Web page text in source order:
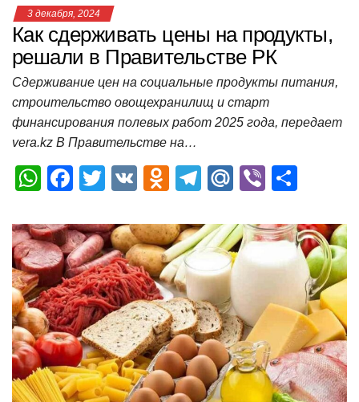
3 декабря, 2024
Как сдерживать цены на продукты,
решали в Правительстве РК
Сдерживание цен на социальные продукты питания,
строительство овощехранилищ и старт
финансирования полевых работ 2025 года, передает
vera.kz В Правительстве на…
W
at
s
A
p
p
F
c
e
b
o
o
k
T
tt
er
V
O
n
o
kl
a
ss
ni
ki
T
e
gr
a
m
M
.R
u
Vi
er п
р
а
в
и
т
ь